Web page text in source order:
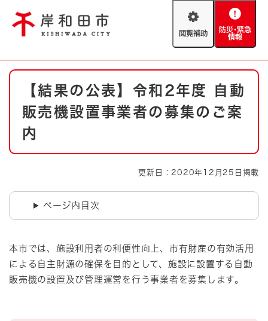
閲
助
防
緊
情
報
やさしい日本語
文字サイズ
防災・緊急情報 救急・消防
ハザードマップ AED設置箇所
本
【結果の公表】令和2年度 自動
販売機設置事業者の募集のご案
内
更新日：2020年12月25日掲載
ページ内目次
本市では、施設利用者の利便性向上、市有財産の有効活用
による自主財源の確保を目的として、施設に設置する自動
販売機の設置及び管理運営を行う事業者を募集します。